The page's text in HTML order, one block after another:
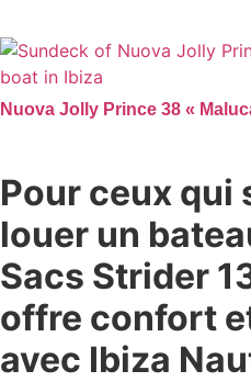
Nuova Jolly Prince 38 «
Pour ceux qui
louer un
Sacs Strider
offre confort
avec Ibiza